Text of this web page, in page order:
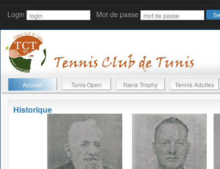
Login Mot de passe
Accueil Tunis Open Nana Trophy Tennis Adultes
Historique